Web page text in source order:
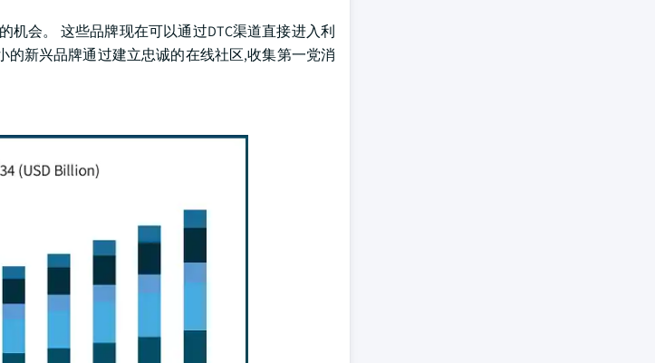
会。 这些品牌现在可以通过DTC渠道直接进入利
的新兴品牌通过建立忠诚的在线社区,收集第一党消